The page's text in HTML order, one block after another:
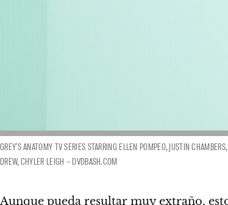
GREY'S ANATOMY TV SERIES STARRING ELLEN POMPEO, JUSTIN
DREW, CHYLER LEIGH – DVDBASH.COM
Aunque pueda resultar muy extraño,